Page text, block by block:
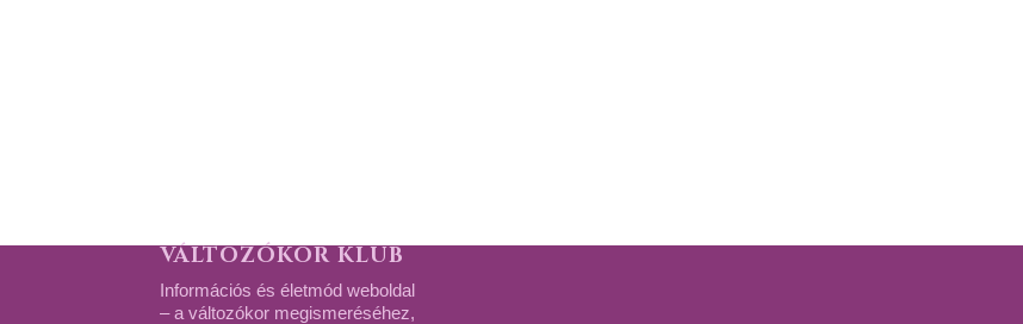
VÁLTOZÓKOR KLUB
Információs és életmód weboldal
– a változókor megismeréséhez,